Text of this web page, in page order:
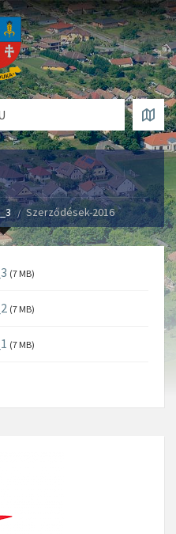
Szerződések-2016
(7 MB)
(7 MB)
(7 MB)